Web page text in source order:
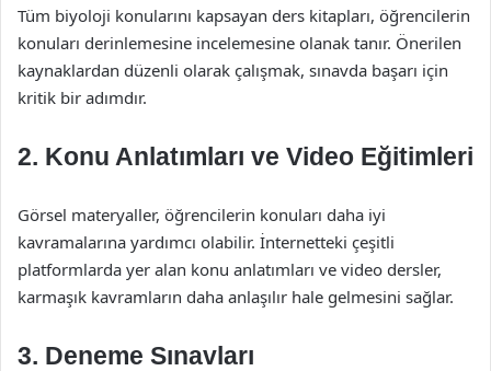
Tüm biyoloji konularını kapsayan ders kitapları, öğrencilerin
konuları derinlemesine incelemesine olanak tanır. Önerilen
kaynaklardan düzenli olarak çalışmak, sınavda başarı için
kritik bir adımdır.
2. Konu Anlatımları ve Video Eğitimleri
Görsel materyaller, öğrencilerin konuları daha iyi
kavramalarına yardımcı olabilir. İnternetteki çeşitli
platformlarda yer alan konu anlatımları ve video dersler,
karmaşık kavramların daha anlaşılır hale gelmesini sağlar.
3. Deneme Sınavları